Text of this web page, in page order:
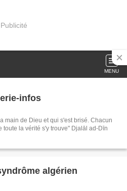
Publicité
MENU
infos
main de Dieu et qui s'est brisé. Chacun
toute la vérité s'y trouve" Djalāl ad-Dīn
algérien